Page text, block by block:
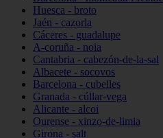
Huesca - broto
Jaén - cazorla
Cáceres - guadalupe
A-coruña - noia
Cantabria - cabezón-de-la-sal
Albacete - socovos
Barcelona - cubelles
Granada - cúllar-vega
Alicante - alcoi
Ourense - xinzo-de-limia
Girona - salt